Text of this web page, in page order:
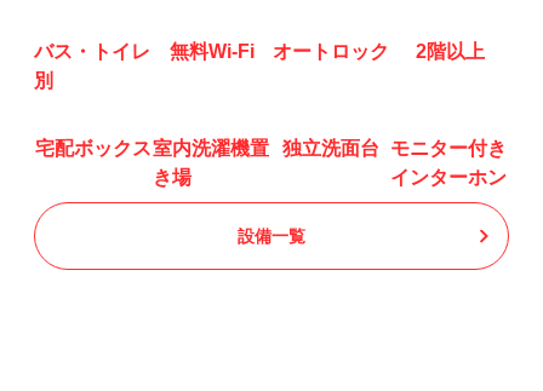
バス・トイレ
別
無料Wi-Fi オートロック 2階以上
宅配ボックス室内洗濯機置
き場
独立洗面台
モニター付き
インターホン
設備一覧